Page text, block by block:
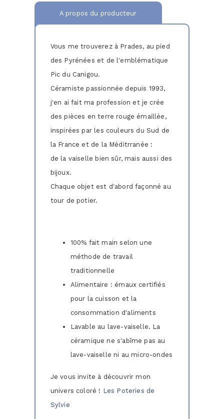
A propos du producteur
Vous me trouverez à Prades, au pied
des Pyrénées et de l'emblématique
Pic du Canigou.
Céramiste passionnée depuis 1993,
j'en ai fait ma profession et je crée
des pièces en terre rouge émaillée,
inspirées par les couleurs du Sud de
la France et de la Méditrranée :
de la vaiselle bien sûr, mais aussi des
bijoux.
Chaque objet est d'abord façonné au
tour de potier.
100% fait main selon une
méthode de travail
traditionnelle
Alimentaire : émaux certifiés
pour la cuisson et la
consommation d'aliments
Lavable au lave-vaiselle. La
céramique ne s'abîme pas au
lave-vaiselle ni au micro-ondes
Je vous invite à découvrir mon
univers coloré ! Les Poteries de
Sylvie